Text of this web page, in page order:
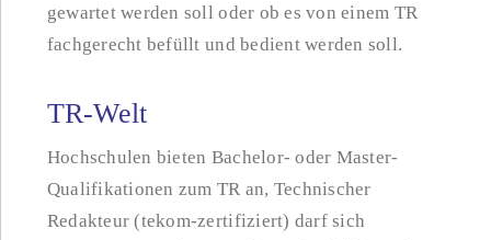
gewartet werden soll oder ob es von einem TR
fachgerecht befüllt und bedient werden soll.
TR-Welt
Hochschulen bieten Bachelor- oder Master-
Qualifikationen zum TR an, Technischer
Redakteur (tekom-zertifiziert) darf sich